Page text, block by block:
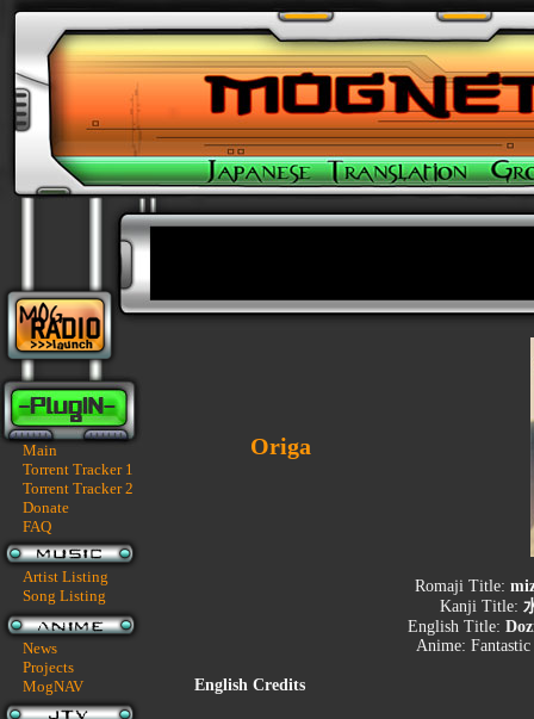
Main
Torrent Tracker 1
Torrent Tracker 2
Donate
FAQ
Artist Listing
Song Listing
News
Projects
MogNAV
Origa
Romaji Title:
Kanji Title:
English Title:
Anime:
English Credits